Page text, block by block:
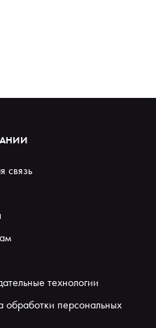
связь
технологии
обработки персональных